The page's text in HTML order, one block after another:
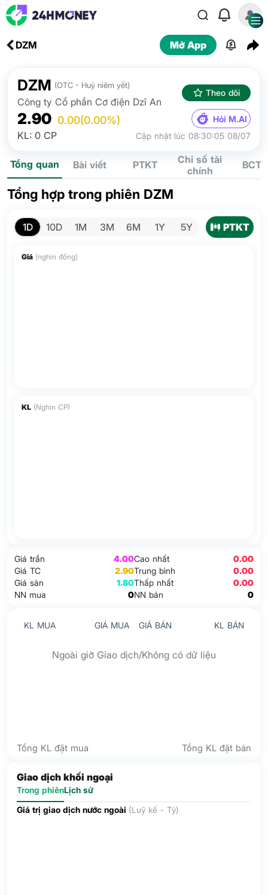
DZM Mở App
DZM (OTC - Huỷ niêm yết)
Công ty Cổ phần Cơ điện Dzĩ An
Theo dõi
2.90 0.00(0.00%) Hỏi M.AI
KL: 0 CP Cập nhật lúc 08:30:05 08/07
Tổng quan Bài viết PTKT
Chỉ số tài
chính
BCTC
Tổng hợp trong phiên DZM
Giá trần
4.00
Giá TC
2.90
Giá sàn
1.80
NN mua
0
Cao nhất
0.00
Trung bình
0.00
Thấp nhất
0.00
NN bán
0
KL MUA GIÁ MUA GIÁ BÁN KL BÁN
Ngoài giờ Giao dịch/Không có dữ liệu
Tổng KL đặt mua Tổng KL đặt bán
Giao dịch khối ngoại
Trong phiênLịch sử
Giá trị giao dịch nước ngoài (Luỹ kế - Tỷ)
1D 10D 1M 3M 6M 1Y 5Y PTKT
Giá (nghìn đồng)
KL (Nghìn CP)